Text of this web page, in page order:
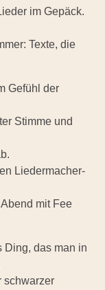
im Gepäck.
Texte, die
Gefühl der
Stimme und
Liedermacher-
mit Fee
Ding, das man in
schwarzer